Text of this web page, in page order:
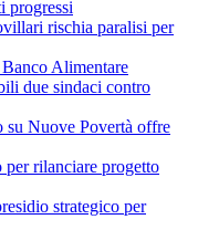
progressi
rischia paralisi per
Alimentare
due sindaci contro
Nuove Povertà offre
rilanciare progetto
strategico per